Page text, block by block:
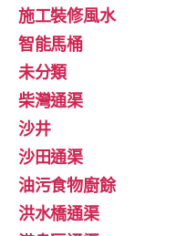
施工裝修風水
智能馬桶
未分類
柴灣通渠
沙井
沙田通渠
油污食物廚餘
洪水橋通渠